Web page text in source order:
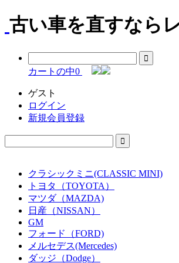
古い車を直すなら
カートの中0
ゲスト
ログイン
新規会員登録
クラシックミニ(CLASSIC MINI)
トヨタ（TOYOTA）
マツダ（MAZDA)
日産（NISSAN）
GM
フォード（FORD)
メルセデス(Mercedes)
ダッジ（Dodge）